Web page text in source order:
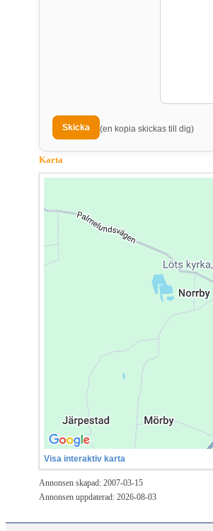
(en kopia skickas till dig)
Karta
Visa interaktiv karta
Annonsen skapad: 2007-03-15
Annonsen uppdaterad: 2026-08-03